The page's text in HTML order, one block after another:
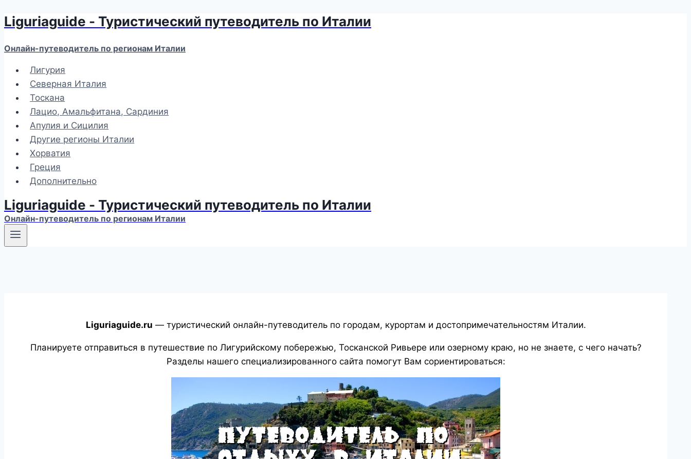
Перейти
содержимому
Liguriaguide - Туристический путеводитель по Италии
Онлайн-путеводитель по регионам Италии
Лигурия
Северная Италия
Тоскана
Лацио, Амальфитана, Сардиния
Апулия и Сицилия
Другие регионы Италии
Хорватия
Греция
Дополнительно
Liguriaguide - Туристический путеводитель по Италии
Онлайн-путеводитель по регионам Италии
Liguriaguide.ru — туристический онлайн-путеводитель по городам, курортам и достопримечательностям Италии.
Планируете отправиться в путешествие по Лигурийскому побережью, Тосканской Ривьере или озерному краю, но не знаете, с чего начать?
Разделы нашего специализированного сайта помогут Вам сориентироваться: